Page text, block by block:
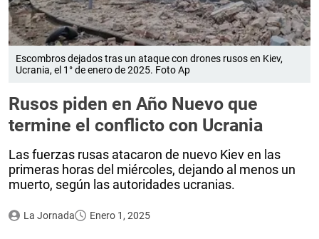
Escombros dejados tras un ataque con drones rusos en Kiev,
Ucrania, el 1° de enero de 2025. Foto Ap
Rusos piden en Año Nuevo que
termine el conflicto con Ucrania
Las fuerzas rusas atacaron de nuevo Kiev en las
primeras horas del miércoles, dejando al menos un
muerto, según las autoridades ucranias.
La Jornada Enero 1, 2025